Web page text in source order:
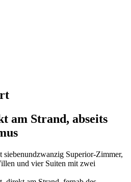
am Strand, abseits
siebenundzwanzig Superior-Zimmer,
und vier Suiten mit zwei